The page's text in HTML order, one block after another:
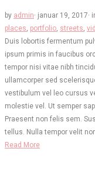
by admin· januar 19, 2017·
places portfolio streets
Duis lobortis fermentum
ipsum primis in faucibus
tempor nisi vitae nibh
ullamcorper sed
vestibulum vel leo cursus
molestie vel. Ut semper
Praesent non felis sem.
tellus. Nulla tempor velit
Read More